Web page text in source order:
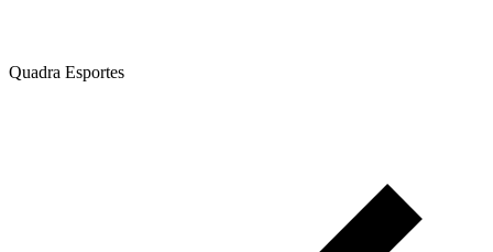
Quadra Esportes